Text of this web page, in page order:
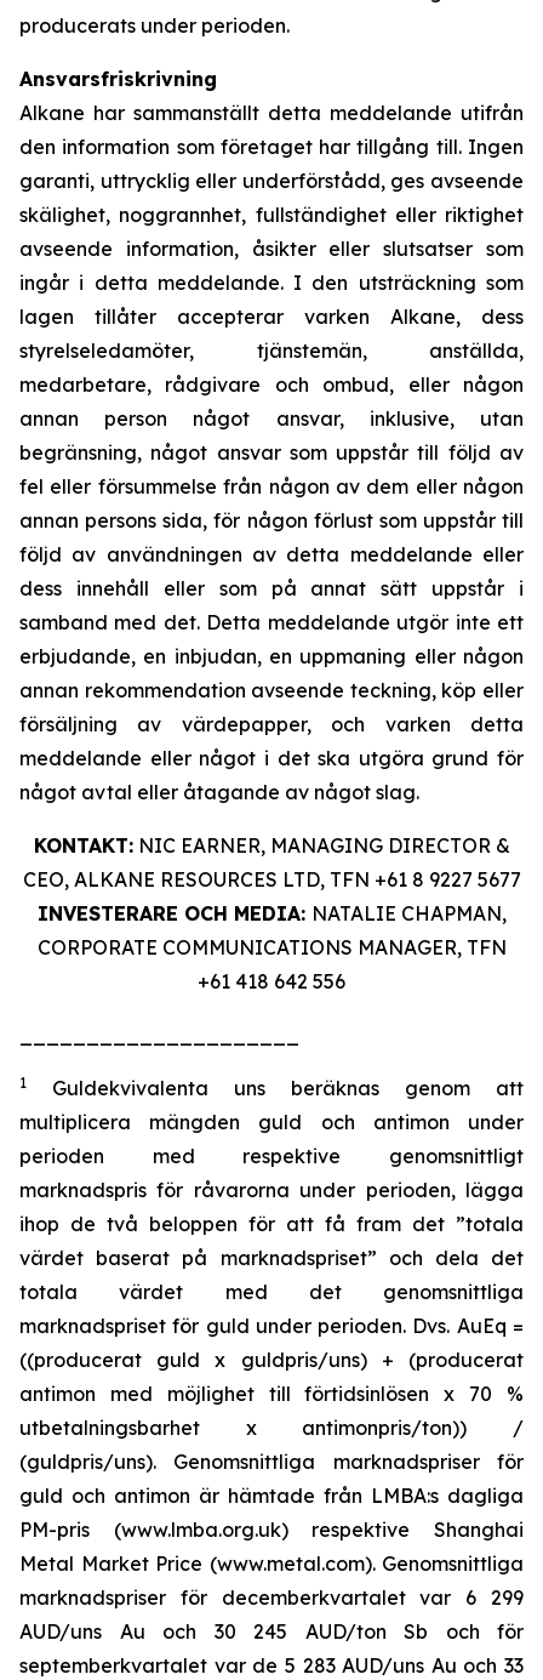
producerats under perioden.
Ansvarsfriskrivning
Alkane har sammanställt detta meddelande utifrån
den information som företaget har tillgång till. Ingen
garanti, uttrycklig eller underförstådd, ges avseende
skälighet, noggrannhet, fullständighet eller riktighet
avseende information, åsikter eller slutsatser som
ingår i detta meddelande. I den utsträckning som
lagen tillåter accepterar varken Alkane, dess
styrelseledamöter, tjänstemän, anställda,
medarbetare, rådgivare och ombud, eller någon
annan person något ansvar, inklusive, utan
begränsning, något ansvar som uppstår till följd av
fel eller försummelse från någon av dem eller någon
annan persons sida, för någon förlust som uppstår till
följd av användningen av detta meddelande eller
dess innehåll eller som på annat sätt uppstår i
samband med det. Detta meddelande utgör inte ett
erbjudande, en inbjudan, en uppmaning eller någon
annan rekommendation avseende teckning, köp eller
försäljning av värdepapper, och varken detta
meddelande eller något i det ska utgöra grund för
något avtal eller åtagande av något slag.
KONTAKT:NIC EARNER, MANAGING DIRECTOR &
CEO, ALKANE RESOURCES LTD, TFN +61 8 9227 5677
INVESTERARE OCH MEDIA: NATALIE CHAPMAN,
CORPORATE COMMUNICATIONS MANAGER, TFN
+61 418 642 556
1
Guldekvivalenta uns beräknas genom att
multiplicera mängden guld och antimon under
perioden med respektive genomsnittligt
marknadspris för råvarorna under perioden, lägga
ihop de två beloppen för att få fram det ”totala
värdet baserat på marknadspriset” och dela det
totala värdet med det genomsnittliga
marknadspriset för guld under perioden. Dvs. AuEq =
((producerat guld x guldpris/uns) + (producerat
antimon med möjlighet till förtidsinlösen x 70 %
utbetalningsbarhet x antimonpris/ton)) /
(guldpris/uns). Genomsnittliga marknadspriser för
guld och antimon är hämtade från LMBA:s dagliga
PM-pris (www.lmba.org.uk) respektive Shanghai
Metal Market Price (www.metal.com). Genomsnittliga
marknadspriser för decemberkvartalet var 6 299
AUD/uns Au och 30 245 AUD/ton Sb och för
septemberkvartalet var de 5 283 AUD/uns Au och 33